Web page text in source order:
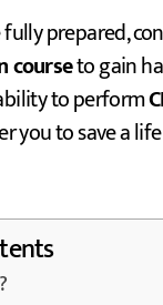
prepared,
courseto gain
to perform
you to save a